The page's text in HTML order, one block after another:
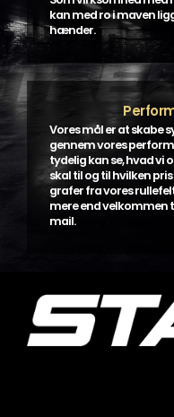
kan med ro i maven
hænder.
Vores mål er at skabe
gennem vores
tydelig kan se, hvad vi
skal til og til hvilken
grafer fra vores
mere end velkommen
mail.